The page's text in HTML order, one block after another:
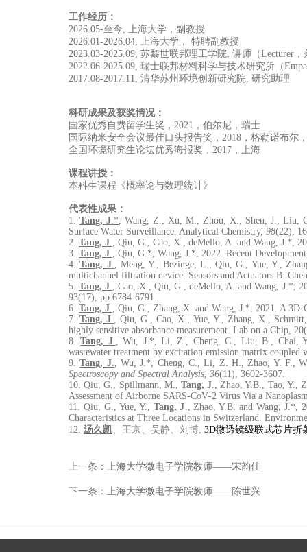
工作经历：
2026.05-至今, 上海大学，副教授
2026.01-2026.04, 上海大学 ， 特聘副教授
2023.03-2025.09, 苏黎世联邦理工学院, 讲师（Lecturer，
2022.06-2025.09, 瑞士联邦材料科学与技术研究所（
2017.08-2017.11, 清华苏州环境创新研究院, 研究助理
科研成果及获奖情况：
国家优秀自费留学生奖，2021，伯尔尼，瑞士
国际纳米安全会议最佳口头报告奖，2018，格勒诺布尔
全国环境研究生论坛优秀海报奖，2017，上海
课程讲授：
本科生课程《概率论与数理统计》
代表性成果：
1. Tang, J.*, Wang, Z., Xu, M., Zhou, X., Shen, J., Liu,
Surface Water Surveillance. Analytical Chemistry, 98(22),
2. Tang, J., Qiu, G., Cao, X., deMello, A. and Wang, J.*,
3. Tang, J., Qiu, G.*, Wang, J.*, 2022. Recent
4.Tang, J., Meng, Y., Bezinge, L., Qiu, G., Yue, Y.,
multichannel filtration device. Sensors and Actuators B:
5.Tang, J., Cao, X., Qiu, G., deMello, A. and Wang, J.*,
93(17), pp.6784-6791.
6. Tang, J., Qiu, G., Zhang, X. and Wang, J.*, 2021. A
7.Tang, J., Qiu, G., Cao, X., Yue, Y., Zhang, X.,
highly sensitive absorbance measurement. Lab on a Chip,
8.Tang, J., Wu, J.*, Li, Z., Cheng, C., Liu, B., Chai, Y.
wastewater treatment by excitation emission matrix coupled
9.Tang, J., Wu, J.*, Cheng, C., Li, Z. H., Zhao, Y. F.,
Spectroscopy and Spectral Analysis, 36(11), 3602-3607.
10. Qiu, G., Spillmann, M., Tang, J., Zhao, Y.B., Tao, Y.,
Assessment of Airborne SARS‐CoV‐2 Virus Via a
11. Qiu, G., Yue, Y., Tang, J., Zhao, Y.B. and Wang, J.*,
Characteristics at Three Locations in Switzerland.
12. 汤久凯、王京、吴静、刘博, 3D微透镜级联式芯片折
上一条： 上海大学微电子学院教师——宋韵佳
下一条： 上海大学微电子学院教师——陈世兴